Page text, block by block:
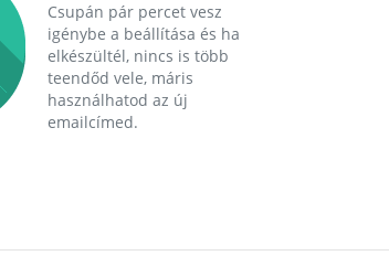
Csupán pár percet vesz
igénybe a beállítása és ha
elkészültél, nincs is több
teendőd vele, máris
használhatod az új
emailcímed.